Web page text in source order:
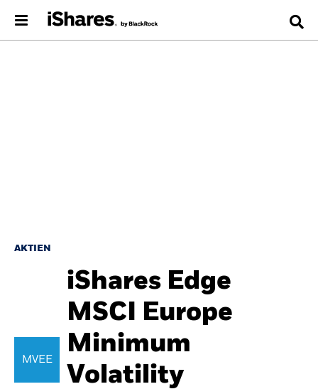
AKTIEN
MVEE
iShares Edge
MSCI Europe
Minimum
Volatility